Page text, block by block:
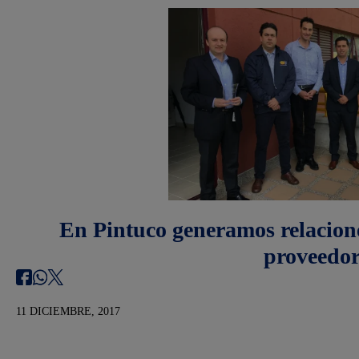
En Pintuco generamos
11 DICIEMBRE, 2017